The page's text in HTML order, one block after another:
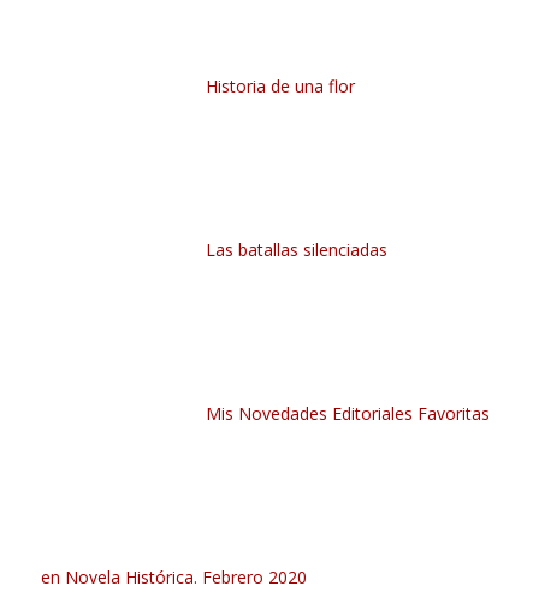
Historia de una flor
Las batallas silenciadas
Mis Novedades Editoriales Favoritas
en Novela Histórica. Febrero 2020